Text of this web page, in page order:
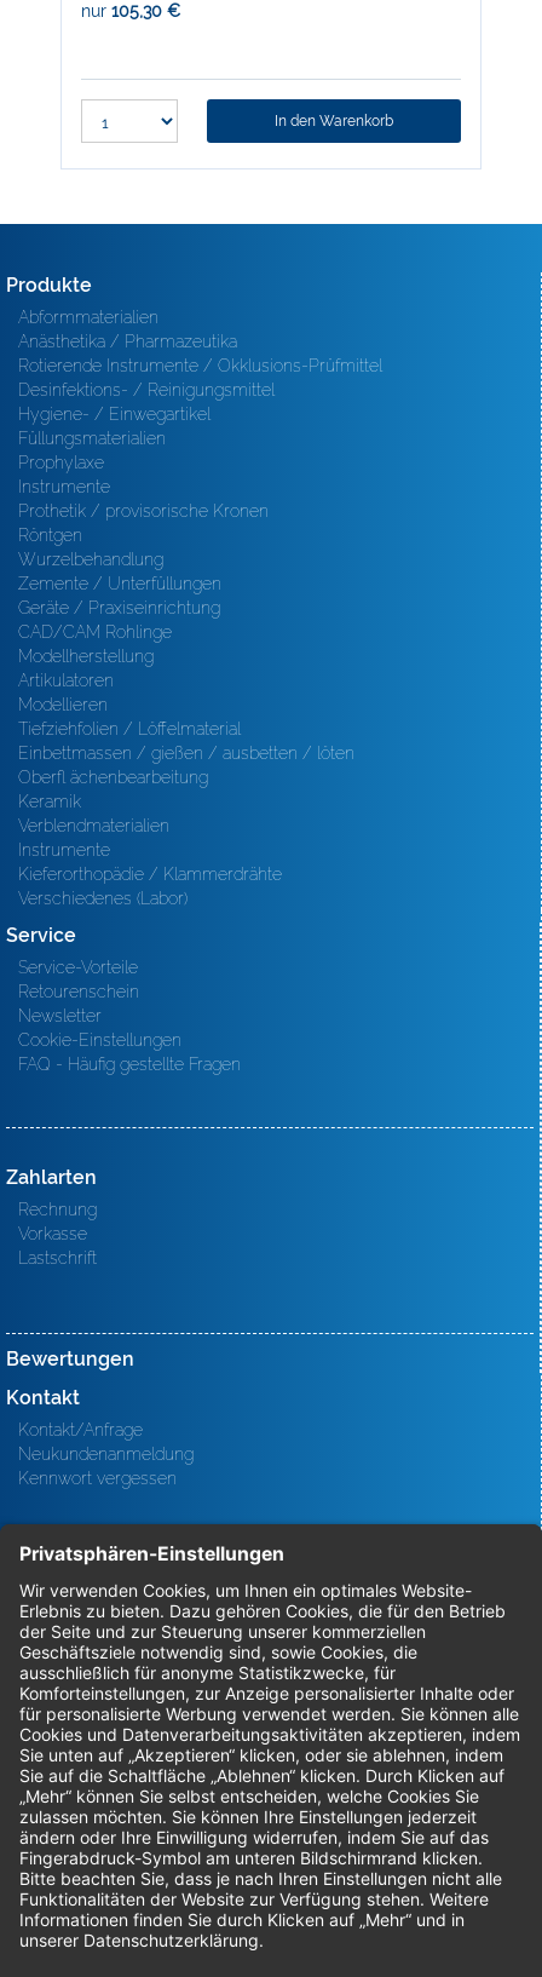
nur 105,30 €
In den Warenkorb
Produkte
Abformmaterialien
Anästhetika / Pharmazeutika
Rotierende Instrumente / Okklusions-Prüfmittel
Desinfektions- / Reinigungsmittel
Hygiene- / Einwegartikel
Füllungsmaterialien
Prophylaxe
Instrumente
Prothetik / provisorische Kronen
Röntgen
Wurzelbehandlung
Zemente / Unterfüllungen
Geräte / Praxiseinrichtung
CAD/CAM Rohlinge
Modellherstellung
Artikulatoren
Modellieren
Tiefziehfolien / Löffelmaterial
Einbettmassen / gießen / ausbetten / löten
Oberfl ächenbearbeitung
Keramik
Verblendmaterialien
Instrumente
Kieferorthopädie / Klammerdrähte
Verschiedenes (Labor)
Service
Service-Vorteile
Retourenschein
Newsletter
Cookie-Einstellungen
FAQ - Häufig gestellte Fragen
Zahlarten
Rechnung
Vorkasse
Lastschrift
Bewertungen
Kontakt
Kontakt/Anfrage
Neukundenanmeldung
Kennwort vergessen
Bestellungen
Sendung verfolgen
Geprüfter Shop